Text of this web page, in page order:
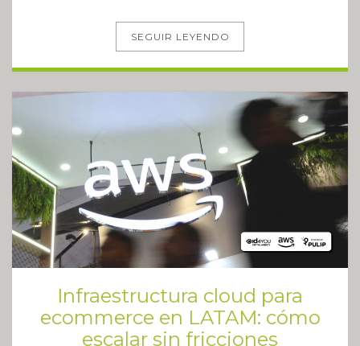
SEGUIR LEYENDO
Infraestructura cloud para
ecommerce en LATAM: cómo
escalar sin fricciones